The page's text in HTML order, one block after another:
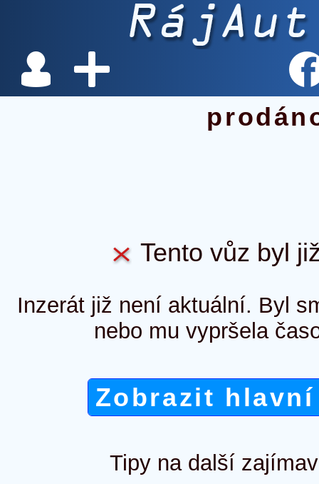
Tento vůz byl
Inzerát již není aktuální. Byl
nebo mu vypršela
Zobrazit
Tipy na další